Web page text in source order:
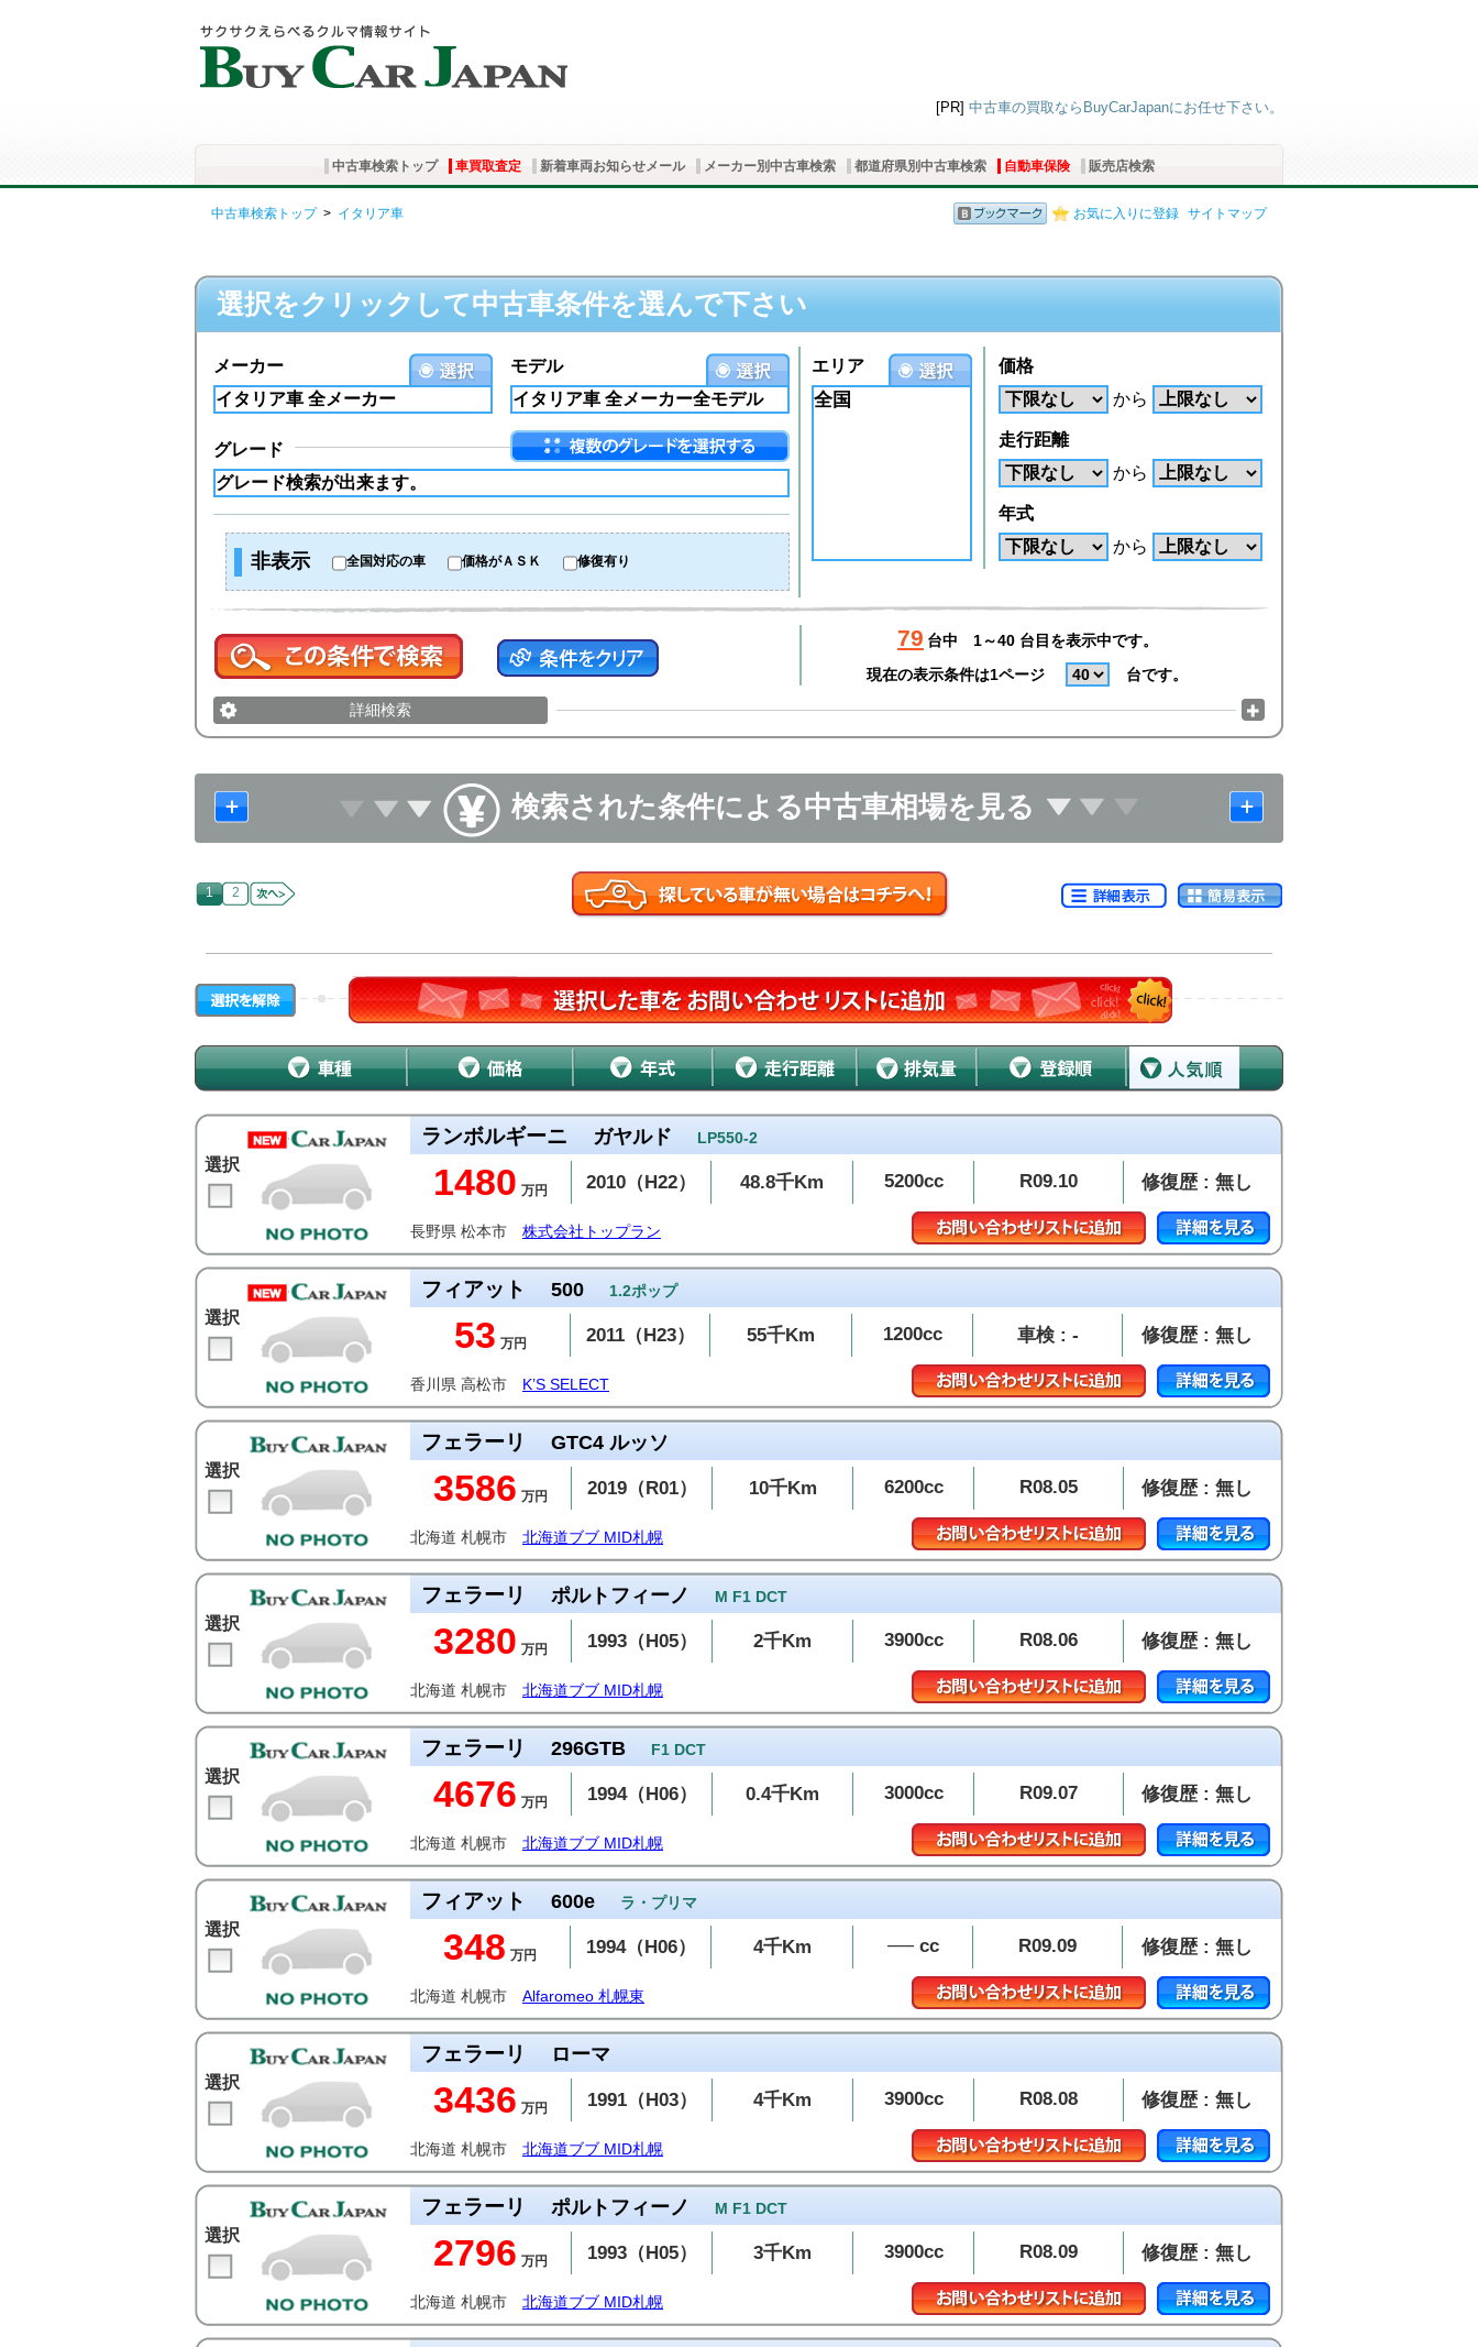
[PR] 中古車の買取ならBuyCarJapanにお任せ下さい。
中古車検索トップ 車買取査定 新着車両お知らせメール メーカー別中古車検索 都道府県別中古車検索 自動車保険 販売店検索
お気に入りに登録 サイトマップ
中古車検索トップ> イタリア車
選択をクリックして中古車条件を選んで下さい
モデル
メーカー
グレード
非表示 全国対応の車 価格がＡＳＫ 修復有り
エリア
全国
価格
から
走行距離
から
年式
から
79 台中
1～40 台目を表示中です。
現在の表示条件は1ページ
台です。
詳細検索
検索された条件による中古車相場を見る
1 2
選択
ランボルギーニ ガヤルド LP550-2
1480 万円 2010（H22） 48.8千Km 5200cc R09.10 修復歴 : 無し
長野県 松本市 株式会社トップラン
選択
フィアット 500 1.2ポップ
53 万円 2011（H23） 55千Km 1200cc 車検 : - 修復歴 : 無し
香川県 高松市 K’S SELECT
選択
フェラーリ GTC4 ルッソ
3586 万円 2019（R01） 10千Km 6200cc R08.05 修復歴 : 無し
北海道 札幌市 北海道ブブ MID札幌
選択
フェラーリ ポルトフィーノ M F1 DCT
3280 万円 1993（H05） 2千Km 3900cc R08.06 修復歴 : 無し
北海道 札幌市 北海道ブブ MID札幌
選択
フェラーリ 296GTB F1 DCT
4676 万円 1994（H06） 0.4千Km 3000cc R09.07 修復歴 : 無し
北海道 札幌市 北海道ブブ MID札幌
選択
フィアット 600e ラ・プリマ
348 万円 1994（H06） 4千Km ── cc R09.09 修復歴 : 無し
北海道 札幌市 Alfaromeo 札幌東
選択
フェラーリ ローマ
3436 万円 1991（H03） 4千Km 3900cc R08.08 修復歴 : 無し
北海道 札幌市 北海道ブブ MID札幌
選択
フェラーリ ポルトフィーノ M F1 DCT
2796 万円 1993（H05） 3千Km 3900cc R08.09 修復歴 : 無し
北海道 札幌市 北海道ブブ MID札幌